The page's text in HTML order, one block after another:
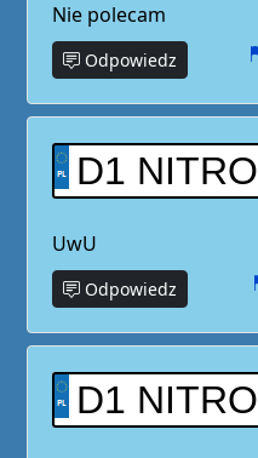
Nie polecam
Odpowiedz
D1 NITRO
UwU
Odpowiedz
D1 NITRO